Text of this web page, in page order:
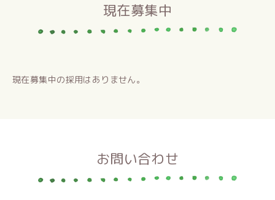
現在募集中
現在募集中の採用はありません。
お問い合わせ